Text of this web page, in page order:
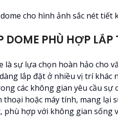
DOME PHÙ HỢP LẮP
là sự lựa chọn hoàn hảo cho
lắp đặt ở nhiều vị trí
các không gian yêu cầu sự
thoại hoặc máy tính, mang
hợp với không gian sống